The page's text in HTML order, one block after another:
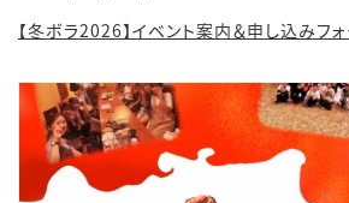
【冬ボラ2026】イベント案内＆申し込みフ